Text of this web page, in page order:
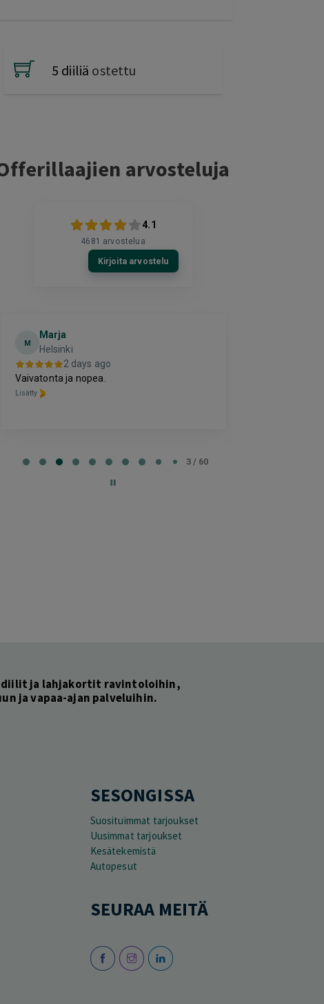
5 diiliä ostettu
arvosteluja
4.1
4681 arvostelua
Kirjoita arvostelu
M
Marja
Helsinki
2 days ago
Vaivatonta ja nopea.
Lisätty
3 / 60
ja lahjakortit ravintoloihin,
ja vapaa-ajan palveluihin.
SESONGISSA
Suosituimmat tarjoukset
Uusimmat tarjoukset
Kesätekemistä
Autopesut
SEURAA MEITÄ